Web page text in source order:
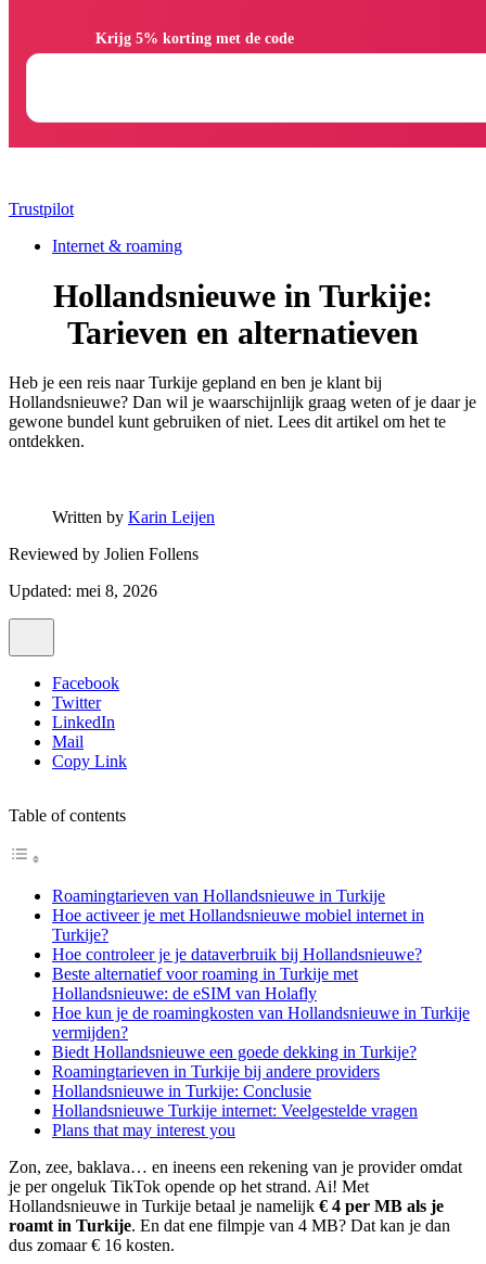
Trustpilot
Internet & roaming
Hollandsnieuwe in Turkije:
Tarieven en alternatieven
Heb je een reis naar Turkije gepland en ben je klant bij
Hollandsnieuwe? Dan wil je waarschijnlijk graag weten of je daar je
gewone bundel kunt gebruiken of niet. Lees dit artikel om het te
ontdekken.
Written by Karin Leijen
Reviewed by Jolien Follens
Updated: mei 8, 2026
Facebook
Twitter
LinkedIn
Mail
Copy Link
Table of contents
Roamingtarieven van Hollandsnieuwe in Turkije
Hoe activeer je met Hollandsnieuwe mobiel internet in
Turkije?
Hoe controleer je je dataverbruik bij Hollandsnieuwe?
Beste alternatief voor roaming in Turkije met
Hollandsnieuwe: de eSIM van Holafly
Hoe kun je de roamingkosten van Hollandsnieuwe in Turkije
vermijden?
Biedt Hollandsnieuwe een goede dekking in Turkije?
Roamingtarieven in Turkije bij andere providers
Hollandsnieuwe in Turkije: Conclusie
Hollandsnieuwe Turkije internet: Veelgestelde vragen
Plans that may interest you
Zon, zee, baklava… en ineens een rekening van je provider omdat
je per ongeluk TikTok opende op het strand. Ai! Met
Hollandsnieuwe in Turkije betaal je namelijk € 4 per MB als je
roamt in Turkije. En dat ene filmpje van 4 MB? Dat kan je dan
dus zomaar € 16 kosten.